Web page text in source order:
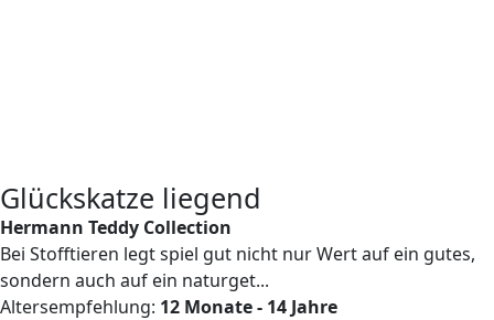
Glückskatze liegend
Hermann Teddy Collection
Bei Stofftieren legt spiel gut nicht nur Wert auf ein gutes,
sondern auch auf ein naturget...
Altersempfehlung: 12 Monate - 14 Jahre